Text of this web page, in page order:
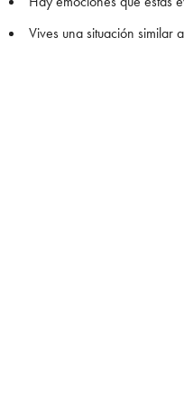
Vives una situación similar